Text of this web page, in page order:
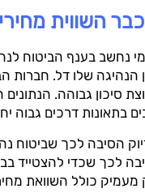
השווית
הנהיגה שלו דל. חברות
סיכון גבוהה.
בתאונות דרכים גבוה
הסיבה לכך שביטוח
לכך שכדי להצטייד
כולל השוואת